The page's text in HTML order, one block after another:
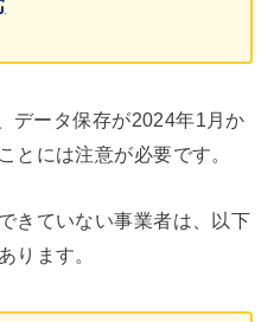
データ保存が2024年1月か
とには注意が必要です。
きていない事業者は、以下
ります。